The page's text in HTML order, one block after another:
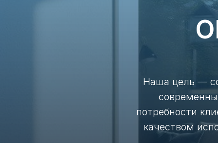
Наша цель —
потребности
качеством